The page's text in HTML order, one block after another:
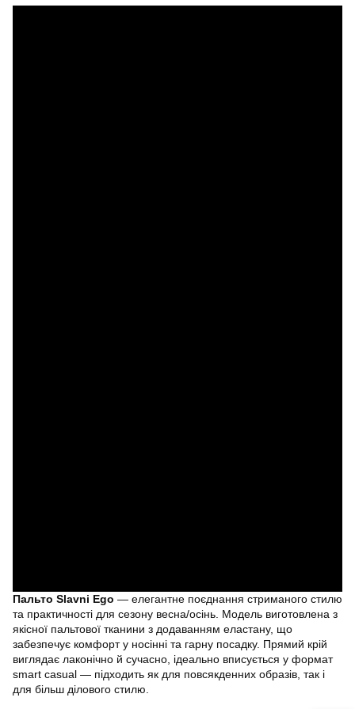
Пальто Slavni Ego — елегантне поєднання стриманого стилю
та практичності для сезону весна/осінь. Модель виготовлена з
якісної пальтової тканини з додаванням еластану, що
забезпечує комфорт у носінні та гарну посадку. Прямий крій
виглядає лаконічно й сучасно, ідеально вписується у формат
smart casual — підходить як для повсякденних образів, так і
для більш ділового стилю.